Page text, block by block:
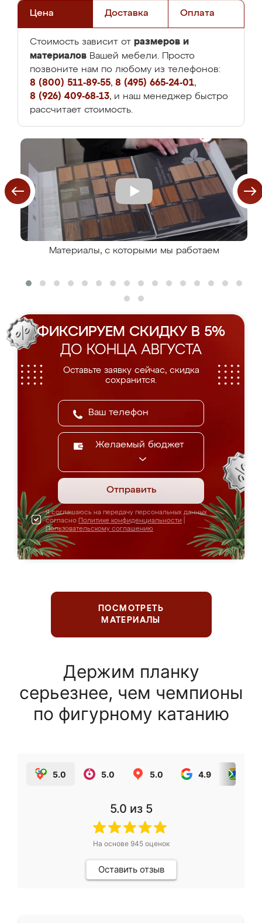
Цена Доставка Оплата
Стоимость зависит от размеров и
материалов Вашей мебели. Просто
позвоните нам по любому из телефонов:
8 (800) 511-89-55, 8 (495) 665-24-01,
8 (926) 409-68-13, и наш менеджер быстро
рассчитает стоимость.
Материалы, с которыми мы работаем
ФИКСИРУЕМ СКИДКУ В 5%
ДО КОНЦА АВГУСТА
Оставьте заявку сейчас, скидка
сохранится.
Желаемый бюджет
Отправить
Я соглашаюсь на передачу персональных данных
согласно Политике конфиденциальности
Пользовательскому соглашению
ПОСМОТРЕТЬ
МАТЕРИАЛЫ
Держим планку
серьезнее, чем чемпионы
по фигурному катанию
5.0 5.0 5.0 4.9
5.0 из 5
На основе 945оценок
Оставить отзыв